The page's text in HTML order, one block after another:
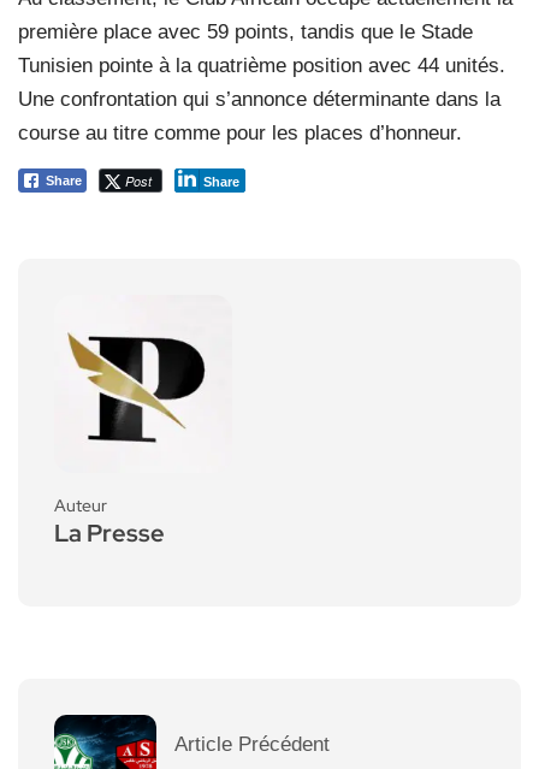
première place avec 59 points, tandis que le Stade
Tunisien pointe à la quatrième position avec 44 unités.
Une confrontation qui s’annonce déterminante dans la
course au titre comme pour les places d’honneur.
Share Post Share
Auteur
La Presse
Article Précédent